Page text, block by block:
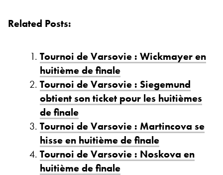
Related Posts:
Tournoi de Varsovie : Wickmayer en
huitième de finale
Tournoi de Varsovie : Siegemund
obtient son ticket pour les huitièmes
de finale
Tournoi de Varsovie : Martincova se
hisse en huitième de finale
Tournoi de Varsovie : Noskova en
huitième de finale